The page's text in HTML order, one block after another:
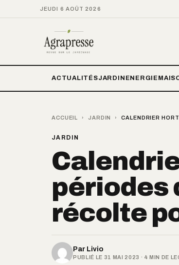
JEUDI 6 AOÛT 2026
ACTUALITÉSJARDIN ENERGIE
ACCUEIL › JARDIN › CALENDRIER
JARDIN
périodes
récolte
Par Livio
PUBLIÉ LE 31 MAI 2023 · 4 MIN DE